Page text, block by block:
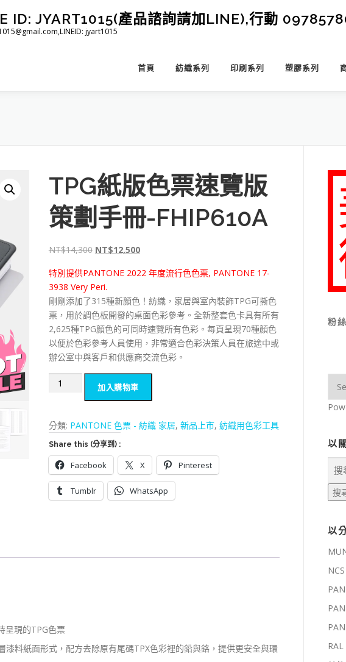
ID: JYART1015(產品諮詢請加LINE),行動
jyart1015
首頁 紡織系列 印刷系列 塑膠系列
TPG紙版色票速覽版
策劃手冊-FHIP610A
NT$14,300 原
價
格
：
N
T
$
1
4
3
0
。
NT$12,500目
價
：
N
T
$
1
2
5
0
特別提供PANTONE 2022 年度流行色色票, PANTONE 17-
3938 Very Peri.
剛剛添加了315種新顏色！紡織，家居與室內裝飾TPG可撕色
票，用於調色板開發的桌面色彩參考。全新整套色卡具有所有
2,625種TPG顏色的可同時速覽所有色彩。每頁呈現70種顏色
以便於色彩參考人員使用，非常適合色彩決策人員在旅途中或
辦公室中與客戶和供應商交流色彩。
TPG
色
票
速
覽
版
數
加入購物車
分類: PANTONE 色票 - 紡織 家居, 新品上市, 紡織用色彩工具
Share this (分享到) :
Facebook X Pinterest
Tumblr WhatsApp
呈現的TPG色票
料紙面形式，配方去除原有尾碼TPX色彩裡的鉛與鉻，提供更安全與環
粉
以
搜
尋
關
搜
以